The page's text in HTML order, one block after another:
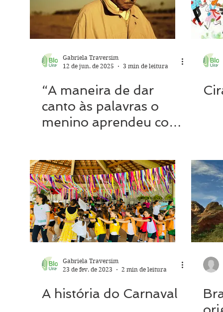
Gabriela Traversim
12 de jun. de 2025
3 min de leitura
“A maneira de dar
canto às palavras o
menino aprendeu com
Gabriela Traversim
23 de fev. de 2023
2 min de leitura
A história do Carnaval